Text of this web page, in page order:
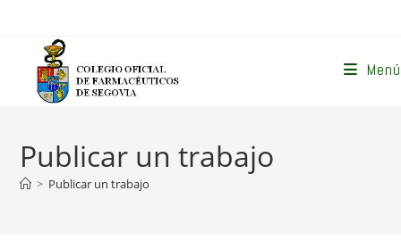
contenido
Menú
Publicar un trabajo
> Publicar un trabajo